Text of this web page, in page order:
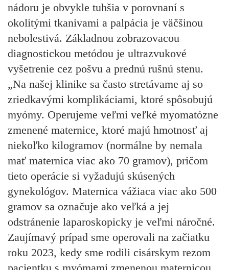
nádoru je obvykle tuhšia v porovnaní s
okolitými tkanivami a palpácia je väčšinou
nebolestivá. Základnou zobrazovacou
diagnostickou metódou je ultrazvukové
vyšetrenie cez pošvu a prednú rušnú stenu.
„Na našej klinike sa často stretávame aj so
zriedkavými komplikáciami, ktoré spôsobujú
myómy. Operujeme veľmi veľké myomatózne
zmenené maternice, ktoré majú hmotnosť aj
niekoľko kilogramov (normálne by nemala
mať maternica viac ako 70 gramov), pričom
tieto operácie si vyžadujú skúsených
gynekológov. Maternica vážiaca viac ako 500
gramov sa označuje ako veľká a jej
odstránenie laparoskopicky je veľmi náročné.
Zaujímavý prípad sme operovali na začiatku
roku 2023, kedy sme rodili cisárskym rezom